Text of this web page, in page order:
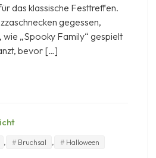
das klassische Festtreffen.
gegessen,
„Spooky Family“ gespielt
bevor […]
, Bruchsal , Halloween